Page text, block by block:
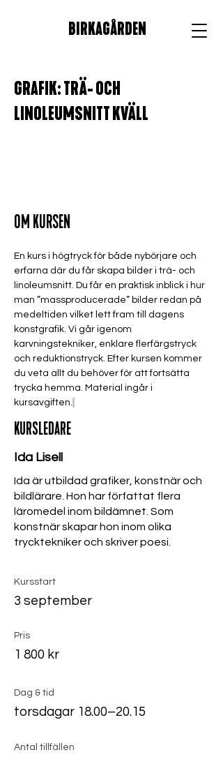
BIRKAGÅRDEN
GRAFIK: TRÄ- OCH
LINOLEUMSNITT KVÄLL
OM KURSEN
En kurs i högtryck för både nybörjare och
erfarna där du får skapa bilder i trä- och
linoleumsnitt. Du får en praktisk inblick i hur
man ”massproducerade” bilder redan på
medeltiden vilket lett fram till dagens
konstgrafik. Vi går igenom
karvningstekniker, enklare flerfärgstryck
och reduktionstryck. Efter kursen kommer
du veta allt du behöver för att fortsätta
trycka hemma. Material ingår i
kursavgiften.
KURSLEDARE
Ida Lisell
Ida är utbildad grafiker, konstnär och
bildlärare. Hon har författat flera
läromedel inom bildämnet. Som
konstnär skapar hon inom olika
trycktekniker och skriver poesi.
Kursstart
3 september
Pris
1 800 kr
Dag & tid
torsdagar 18.00–20.15
Antal tillfällen